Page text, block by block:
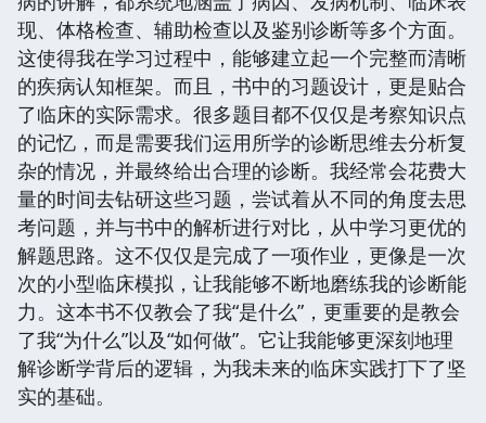
现、体格检查、辅助检查以及鉴别诊断等多个方面。
这使得我在学习过程中，能够建立起一个完整而清晰
的疾病认知框架。而且，书中的习题设计，更是贴合
了临床的实际需求。很多题目都不仅仅是考察知识点
的记忆，而是需要我们运用所学的诊断思维去分析复
杂的情况，并最终给出合理的诊断。我经常会花费大
量的时间去钻研这些习题，尝试着从不同的角度去思
考问题，并与书中的解析进行对比，从中学习更优的
解题思路。这不仅仅是完成了一项作业，更像是一次
次的小型临床模拟，让我能够不断地磨练我的诊断能
力。这本书不仅教会了我“是什么”，更重要的是教会
了我“为什么”以及“如何做”。它让我能够更深刻地理
解诊断学背后的逻辑，为我未来的临床实践打下了坚
实的基础。